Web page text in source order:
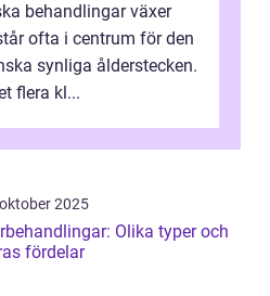
behandlingar växer
ofta i centrum för den
synliga ålderstecken.
flera kl...
2025
Olika typer och
fördelar